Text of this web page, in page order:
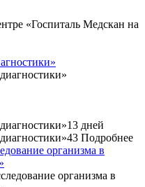
13 дней
43 Подробнее
организма в